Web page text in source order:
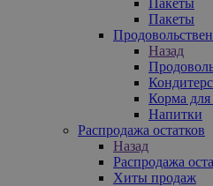
Пакеты
Назад
Корма
Напитки
Распродажа остатков
Назад
Распродажа
Хиты продаж